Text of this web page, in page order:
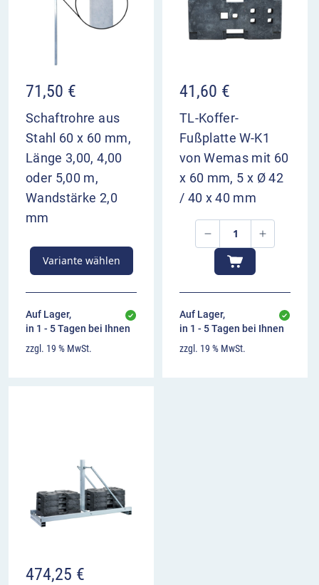
Aufstellung innerorts 50 bis 100 m vor
Bezugspunkt
71,50 €
Schaftrohre aus
Stahl 60 x 60 mm,
Länge 3,00, 4,00
oder 5,00 m,
Wandstärke 2,0
mm
Variante wählen
Auf Lager,
in 1 - 5 Tagen bei Ihnen
zzgl. 19 % MwSt.
41,60 €
TL-Koffer-
Fußplatte W-K1
von Wemas mit 60
x 60 mm, 5 x Ø 42
/ 40 x 40 mm
Auf Lager,
in 1 - 5 Tagen bei Ihnen
zzgl. 19 % MwSt.
474,25 €